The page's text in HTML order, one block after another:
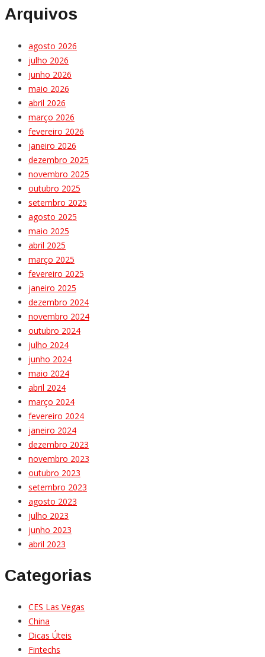
Arquivos
agosto 2026
julho 2026
junho 2026
maio 2026
abril 2026
março 2026
fevereiro 2026
janeiro 2026
dezembro 2025
novembro 2025
outubro 2025
setembro 2025
agosto 2025
maio 2025
abril 2025
março 2025
fevereiro 2025
janeiro 2025
dezembro 2024
novembro 2024
outubro 2024
julho 2024
junho 2024
maio 2024
abril 2024
março 2024
fevereiro 2024
janeiro 2024
dezembro 2023
novembro 2023
outubro 2023
setembro 2023
agosto 2023
julho 2023
junho 2023
abril 2023
Categorias
CES Las Vegas
China
Dicas Úteis
Fintechs